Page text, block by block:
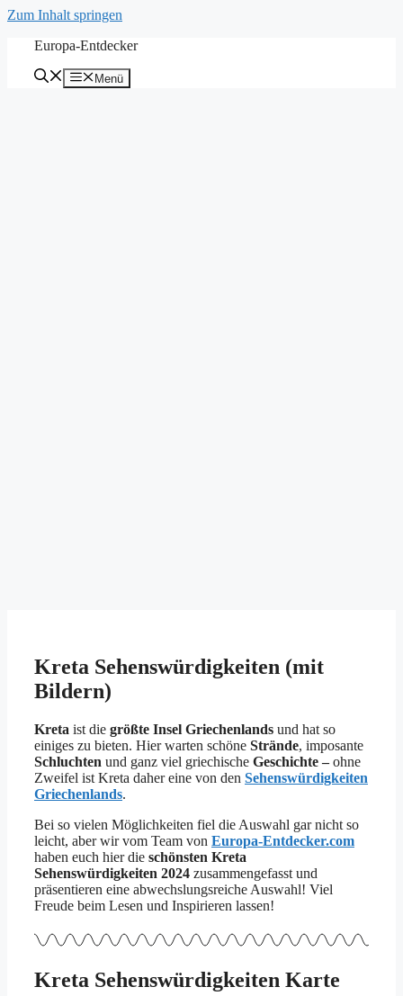
Zum Inhalt springen
Europa-Entdecker
Menü
Kreta Sehenswürdigkeiten (mit
Bildern)
Kreta ist die größte Insel Griechenlands und hat so
einiges zu bieten. Hier warten schöne Strände, imposante
Schluchten und ganz viel griechische Geschichte –ohne
Zweifel ist Kreta daher eine von den Sehenswürdigkeiten
Griechenlands.
Bei so vielen Möglichkeiten fiel die Auswahl gar nicht so
leicht, aber wir vom Team von Europa-Entdecker.com
haben euch hier die schönsten Kreta
Sehenswürdigkeiten 2024 zusammengefasst und
präsentieren eine abwechslungsreiche Auswahl! Viel
Freude beim Lesen und Inspirieren lassen!
Kreta Sehenswürdigkeiten Karte